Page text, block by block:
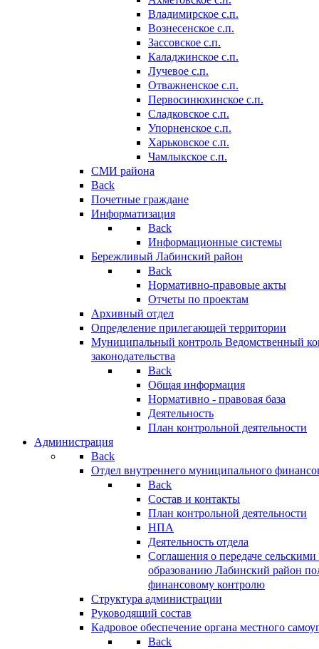
Владимирское с.п.
Вознесенское с.п.
Зассовское с.п.
Каладжинское с.п.
Лучевое с.п.
Отважненское с.п.
Первосинюхинское с.п.
Сладковское с.п.
Упорненское с.п.
Харьковское с.п.
Чамлыкское с.п.
СМИ района
Back
Почетные граждане
Информатизация
Back
Информационные системы
Бережливый Лабинский район
Back
Нормативно-правовые акты
Отчеты по проектам
Архивный отдел
Определение прилегающей территории
Муниципальный контроль Ведомственный
законодательства
Back
Общая информация
Нормативно - правовая база
Деятельность
План контрольной деятельности
Администрация
Back
Отдел внутреннего муниципального
Back
Состав и контакты
План контрольной деятельности
НПА
Деятельность отдела
Соглашения о передаче
образованию Лабинский район
финансовому контролю
Структура администрации
Руководящий состав
Кадровое обеспечение органа местного
Back